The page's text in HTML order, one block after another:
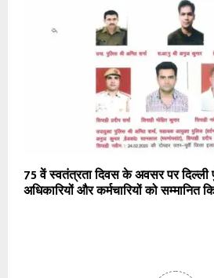
75 वें स्वतंत्रता दिवस के अवसर पर
अधिकारियों और कर्मचारियों को सम्मानित